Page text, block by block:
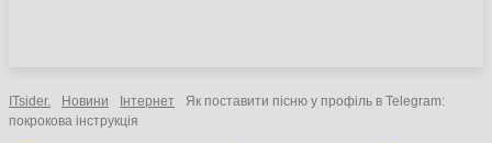
ITsider. Новини Інтернет
Як поставити пісню у профіль в Telegram:
покрокова інструкція